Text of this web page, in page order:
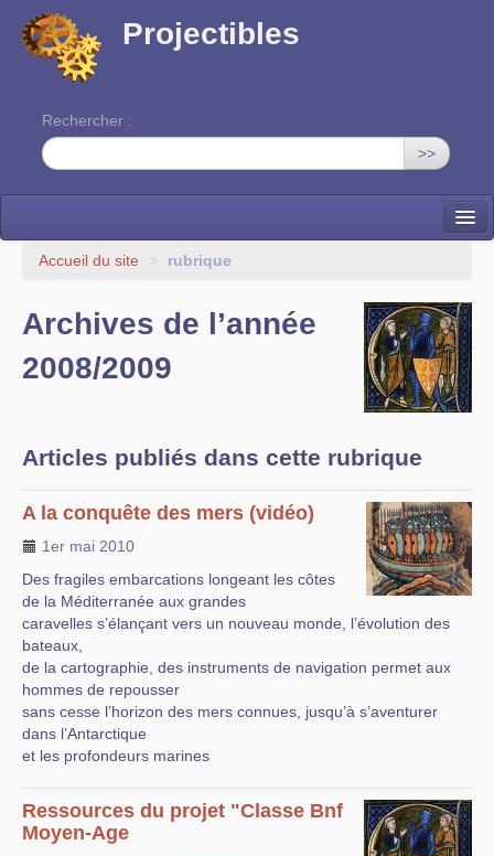
Projectibles
Rechercher :
>>
La ruche
Accueil du site > rubrique
Archives de l’année
2008/2009
Articles publiés dans cette rubrique
A la conquête des mers (vidéo)
1er mai 2010
Des fragiles embarcations longeant les côtes
de la Méditerranée aux grandes
caravelles s’élançant vers un nouveau monde, l’évolution des
bateaux,
de la cartographie, des instruments de navigation permet aux
hommes de repousser
sans cesse l’horizon des mers connues, jusqu’à s’aventurer
dans l’Antarctique
et les profondeurs marines
Ressources du projet "Classe Bnf
Moyen-Age